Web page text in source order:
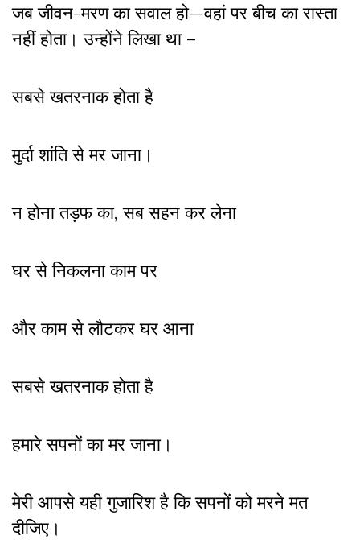
जब जीवन-मरण का सवाल हो—वहां पर बीच का रास्ता
नहीं होता। उन्होंने लिखा था –
सबसे खतरनाक होता है
मुर्दा शांति से मर जाना।
न होना तड़फ का, सब सहन कर लेना
घर से निकलना काम पर
और काम से लौटकर घर आना
सबसे खतरनाक होता है
हमारे सपनों का मर जाना।
मेरी आपसे यही गुजारिश है कि सपनों को मरने मत
दीजिए।